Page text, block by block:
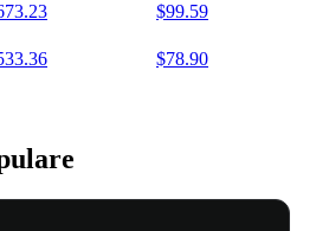
$99.59
$78.90